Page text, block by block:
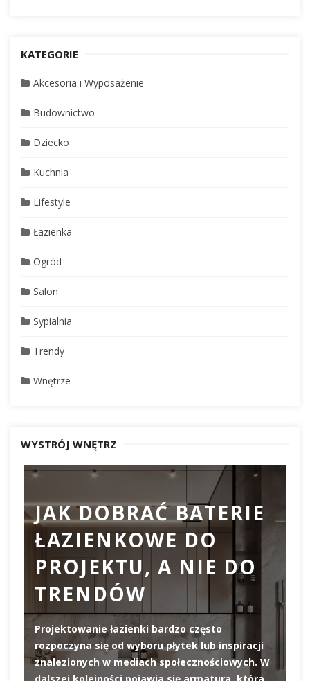
KATEGORIE
Akcesoria i Wyposażenie
Budownictwo
Dziecko
Kuchnia
Lifestyle
Łazienka
Ogród
Salon
Sypialnia
Trendy
Wnętrze
WYSTRÓJ WNĘTRZ
JAK DOBRAĆ BATERIE
ŁAZIENKOWE DO
PROJEKTU, A NIE DO
TRENDÓW
Projektowanie łazienki bardzo często
rozpoczyna się od wyboru płytek lub inspiracji
znalezionych w mediach społecznościowych. W